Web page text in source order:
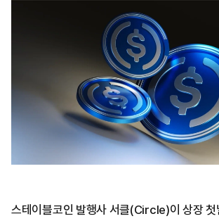
스테이블코인 발행사 서클(Circle)이 상장 첫